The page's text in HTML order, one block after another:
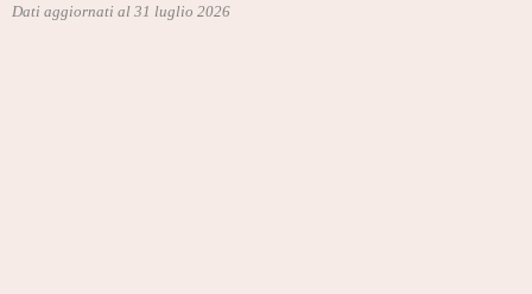
Dati aggiornati al 31 luglio 2026